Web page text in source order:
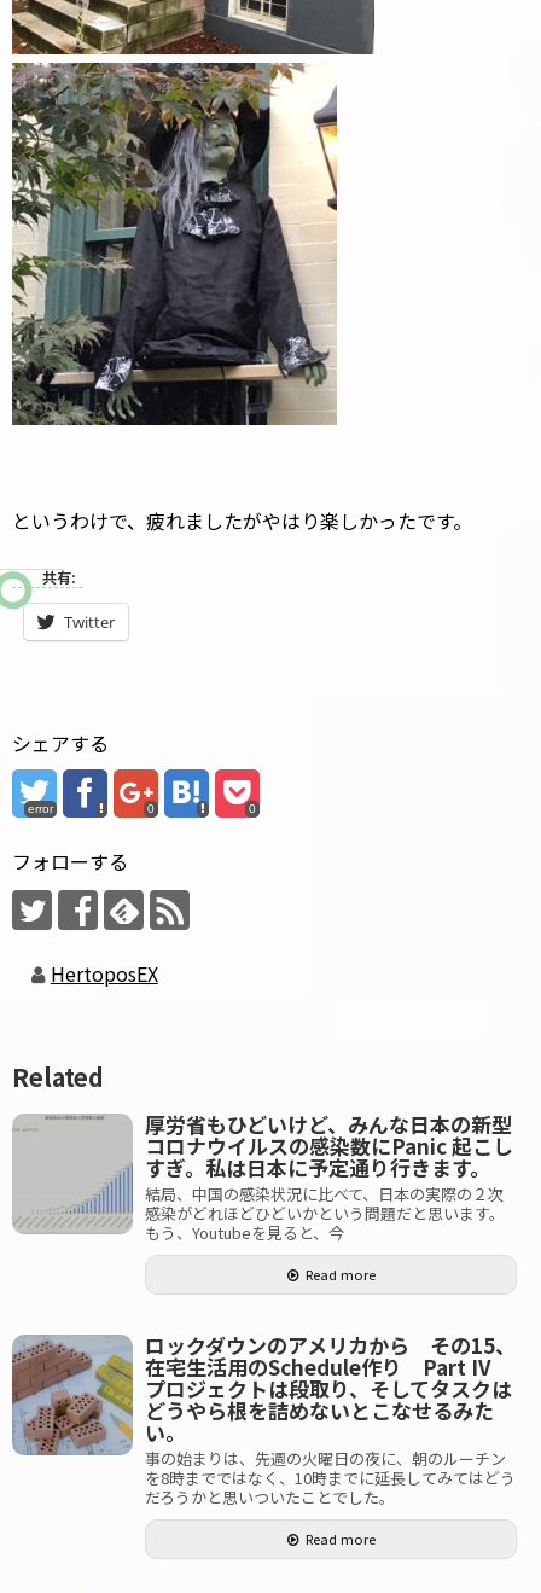
というわけで、疲れましたがやはり楽しかったです。
共有:
Twitter
シェアする
error 0 0
フォローする
HertoposEX
Related
厚労省もひどいけど、みんな日本の新型
コロナウイルスの感染数にPanic 起こし
すぎ。私は日本に予定通り行きます。
結局、中国の感染状況に比べて、日本の実際の２次
感染がどれほどひどいかという問題だと思います。
もう、Youtubeを見ると、今
Read more
ロックダウンのアメリカから その15、
在宅生活用のSchedule作り Part IV
プロジェクトは段取り、そしてタスクは
どうやら根を詰めないとこなせるみた
い。
事の始まりは、先週の火曜日の夜に、朝のルーチン
を8時までではなく、10時までに延長してみてはどう
だろうかと思いついたことでした。
Read more